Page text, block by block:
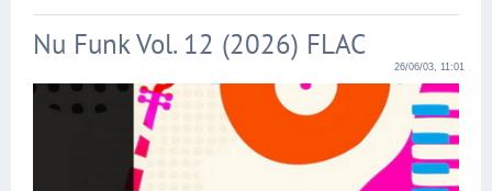
Nu Funk Vol. 12 (2026) FLAC
26/06/03, 11:01